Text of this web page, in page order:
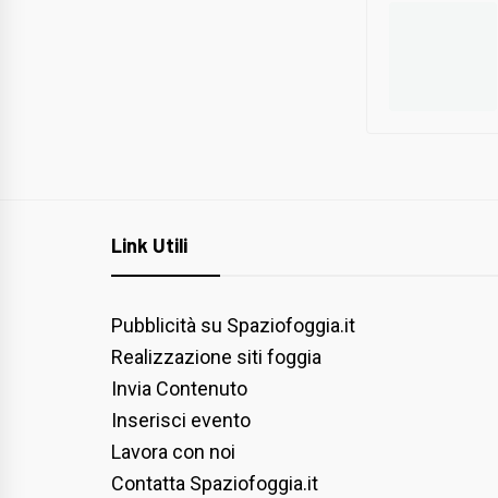
Link Utili
Pubblicità su Spaziofoggia.it
Realizzazione siti foggia
Invia Contenuto
Inserisci evento
Lavora con noi
Contatta Spaziofoggia.it